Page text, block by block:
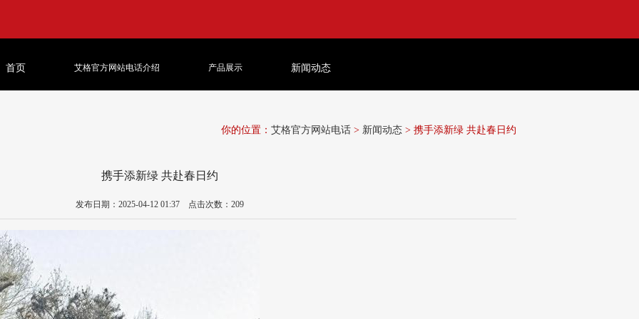
首页 艾格官方网站电话介绍 产品展示 新闻动态
你的位置： 艾格官方网站电话 > 新闻动态 > 携手添新绿 共赴春日约
携手添新绿 共赴春日约
发布日期：2025-04-12 01:37 点击次数：209